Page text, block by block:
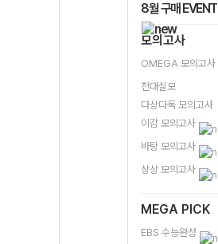
8월 구매 EVENT
모의고사
OMEGA 모의고사
전대실모
다상다독 모의고사
이감 모의고사
바탕 모의고사
상상 모의고사
MEGA PICK
EBS 수능완성